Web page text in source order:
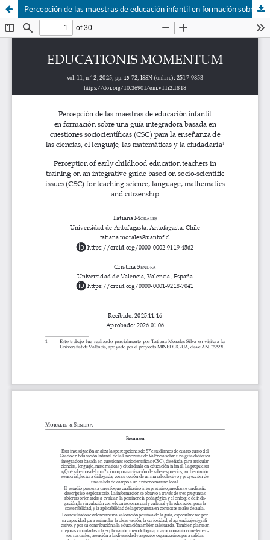
Percepción de las maestras de educación infantil en formación sobre una guía integradora basada en cuestiones sociocientíficas (CSC) para la enseñanza de las ciencias, el lenguaje, las matemáticas y la ciudanía